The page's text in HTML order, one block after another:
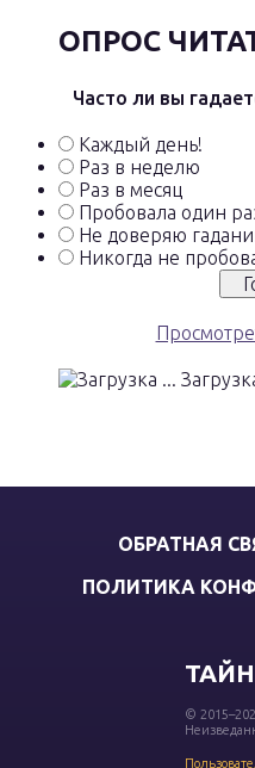
ОПРОС
Часто ли вы
Каждый день!
Раз в неделю
Раз в месяц
Пробовала один
Не доверяю
Никогда не
ОБРАТНАЯ
ПОЛИТИКА
©